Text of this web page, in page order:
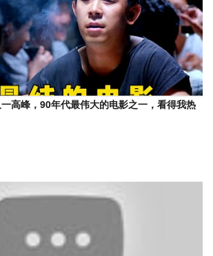
一高峰，90年代最伟大的电影之一，看得我热